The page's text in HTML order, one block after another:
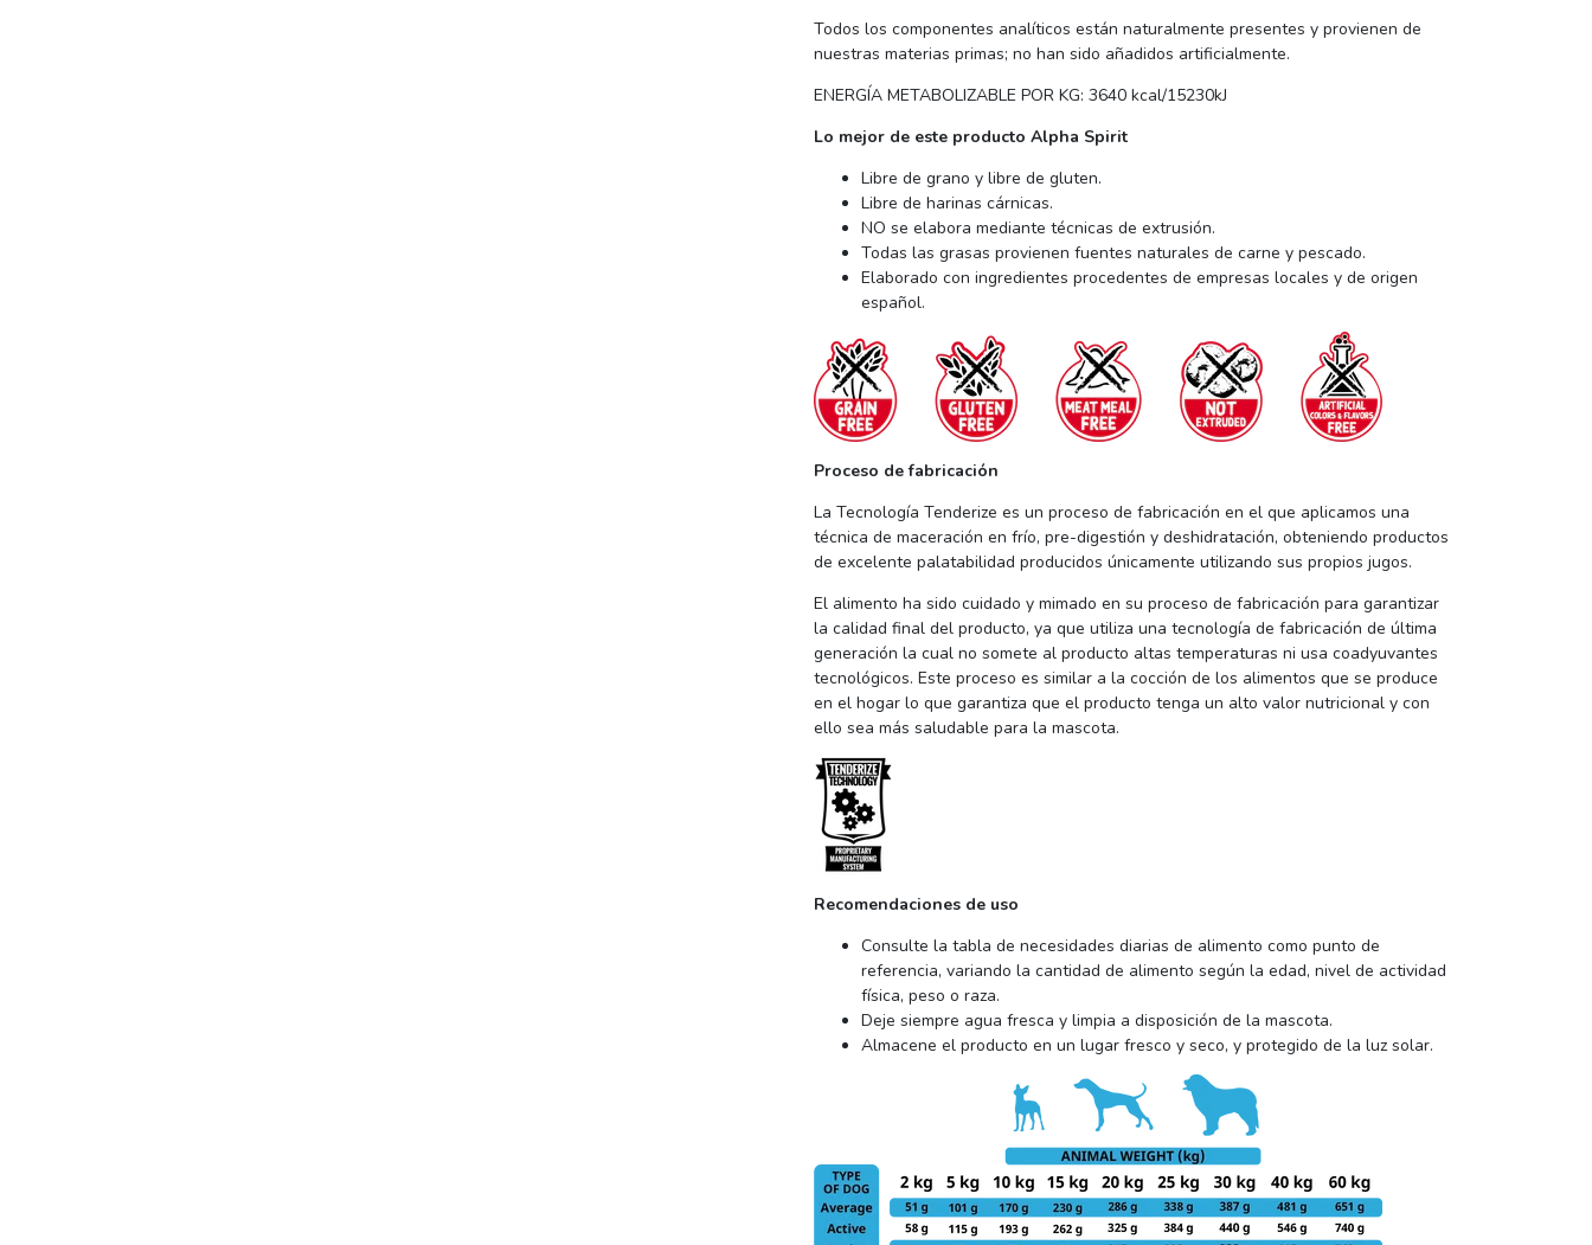
Todos los componentes analíticos están naturalmente presentes y provienen de
nuestras materias primas; no han sido añadidos artificialmente.
ENERGÍA METABOLIZABLE POR KG: 3640 kcal/15230kJ
Lo mejor de este producto Alpha Spirit
Libre de grano y libre de gluten.
Libre de harinas cárnicas.
NO se elabora mediante técnicas de extrusión.
Todas las grasas provienen fuentes naturales de carne y pescado.
Elaborado con ingredientes procedentes de empresas locales y de origen
español.
Proceso de fabricación
La Tecnología Tenderize es un proceso de fabricación en el que aplicamos una
técnica de maceración en frío, pre-digestión y deshidratación, obteniendo productos
de excelente palatabilidad producidos únicamente utilizando sus propios jugos.
El alimento ha sido cuidado y mimado en su proceso de fabricación para garantizar
la calidad final del producto, ya que utiliza una tecnología de fabricación de última
generación la cual no somete al producto altas temperaturas ni usa coadyuvantes
tecnológicos. Este proceso es similar a la cocción de los alimentos que se produce
en el hogar lo que garantiza que el producto tenga un alto valor nutricional y con
ello sea más saludable para la mascota.
Recomendaciones de uso
Consulte la tabla de necesidades diarias de alimento como punto de
referencia, variando la cantidad de alimento según la edad, nivel de actividad
física, peso o raza.
Deje siempre agua fresca y limpia a disposición de la mascota.
Almacene el producto en un lugar fresco y seco, y protegido de la luz solar.